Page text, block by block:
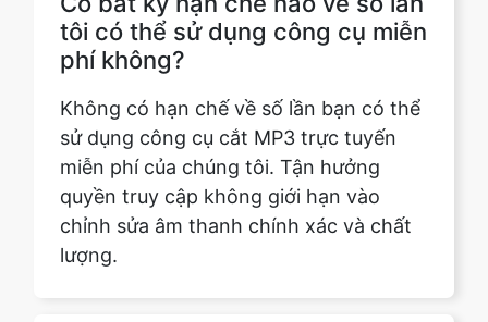
Không có hạn chế về số lần bạn có thể
sử dụng công cụ cắt MP3 trực tuyến
miễn phí của chúng tôi. Tận hưởng
quyền truy cập không giới hạn vào
chỉnh sửa âm thanh chính xác và chất
lượng.
Tôi có thể chia sẻ các tệp MP3